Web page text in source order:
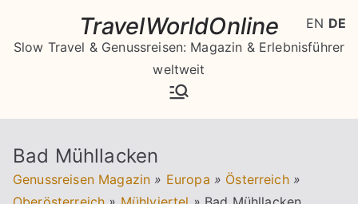
springen
TravelWorldOnline
Slow Travel & Genussreisen: Magazin & Erlebnisführer
weltweit
Bad Mühllacken
Genussreisen Magazin » Europa » Österreich »
EN DE